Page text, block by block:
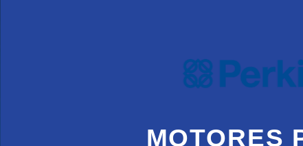
MOTORES